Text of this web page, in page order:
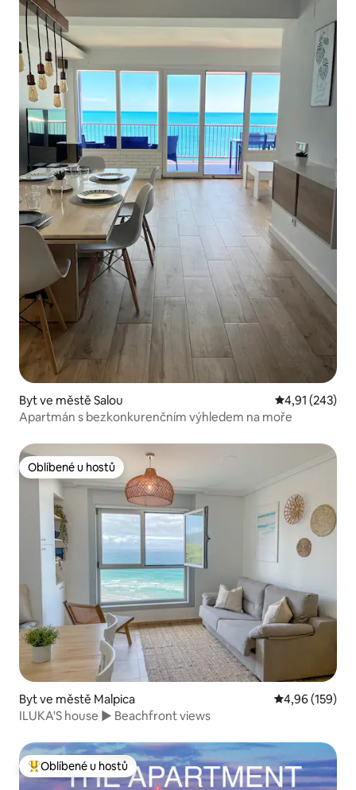
Byt ve městě Salou Průměrné
4,91 (243)
Apartmán s bezkonkurenčním výhledem na moře
Oblíbené u hostů
Oblíbené u hostů
Byt ve městě Malpica Průměrné
4,96 (159)
ILUKA'S house ► Beachfront views
Nejlepší v kategorii Oblíbené u hostů
Oblíbené u hostů